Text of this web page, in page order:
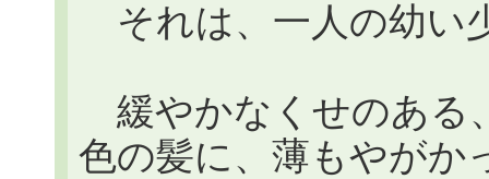
それは、一人の幼い
緩やかなくせのある
色の髪に、薄もやがか